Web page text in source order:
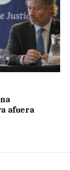
afuera